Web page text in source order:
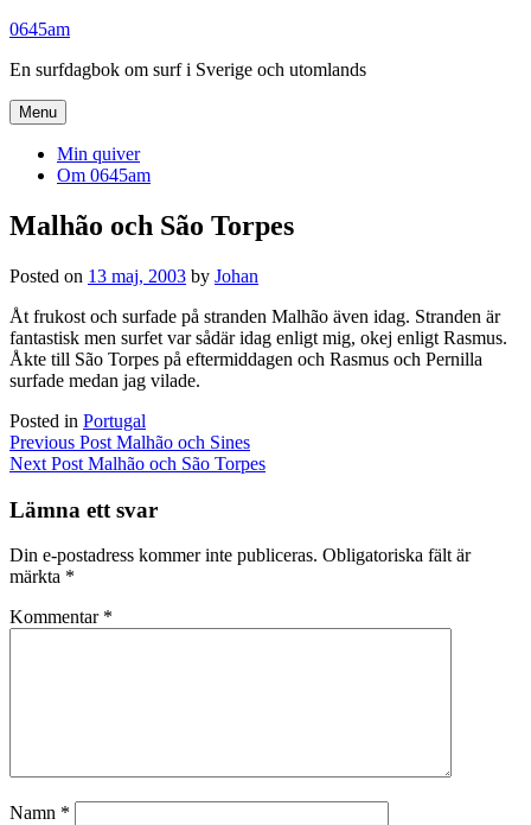
Skip
content
0645am
En surfdagbok om surf i Sverige och utomlands
Menu
Min quiver
Om 0645am
Malhão och São Torpes
Posted on 13 maj, 2003 by Johan
Åt frukost och surfade på stranden Malhão även idag. Stranden är
fantastisk men surfet var sådär idag enligt mig, okej enligt Rasmus.
Åkte till São Torpes på eftermiddagen och Rasmus och Pernilla
surfade medan jag vilade.
Posted in Portugal
Inläggsnavigering
Previous Post Malhão och Sines
Next Post Malhão och São Torpes
Lämna ett svar
Din e-postadress kommer inte publiceras. Obligatoriska fält är
märkta *
Kommentar *
Namn *